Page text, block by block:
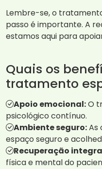
Lembre-se, o
passo é importante. A
estamos aqui para
Quais os
tratamento
Apoio emocional:O
psicológico contínuo.
Ambiente seguro:As
espaço seguro e
Recuperação
física e mental do